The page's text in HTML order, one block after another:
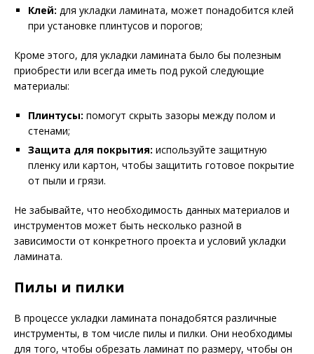
Клей: для укладки ламината, может понадобится клей
при установке плинтусов и порогов;
Кроме этого, для укладки ламината было бы полезным
приобрести или всегда иметь под рукой следующие
материалы:
Плинтусы: помогут скрыть зазоры между полом и
стенами;
Защита для покрытия: используйте защитную
пленку или картон, чтобы защитить готовое покрытие
от пыли и грязи.
Не забывайте, что необходимость данных материалов и
инструментов может быть несколько разной в
зависимости от конкретного проекта и условий укладки
ламината.
Пилы и пилки
В процессе укладки ламината понадобятся различные
инструменты, в том числе пилы и пилки. Они необходимы
для того, чтобы обрезать ламинат по размеру, чтобы он